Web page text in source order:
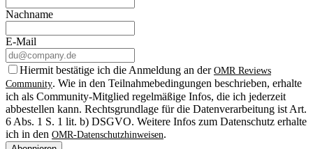
Nachname
E-Mail
Hiermit bestätige ich die Anmeldung an der OMR Reviews
Community. Wie in den Teilnahmebedingungen beschrieben, erhalte
ich als Community-Mitglied regelmäßige Infos, die ich jederzeit
abbestellen kann. Rechtsgrundlage für die Datenverarbeitung ist Art.
6 Abs. 1 S. 1 lit. b) DSGVO. Weitere Infos zum Datenschutz erhalte
ich in den OMR-Datenschutzhinweisen.